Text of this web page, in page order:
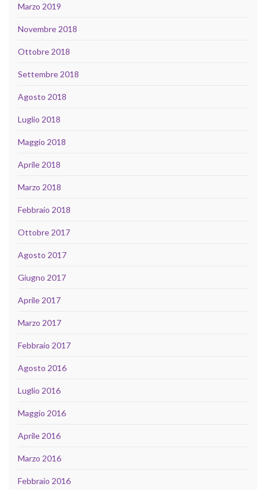
Marzo 2019
Novembre 2018
Ottobre 2018
Settembre 2018
Agosto 2018
Luglio 2018
Maggio 2018
Aprile 2018
Marzo 2018
Febbraio 2018
Ottobre 2017
Agosto 2017
Giugno 2017
Aprile 2017
Marzo 2017
Febbraio 2017
Agosto 2016
Luglio 2016
Maggio 2016
Aprile 2016
Marzo 2016
Febbraio 2016